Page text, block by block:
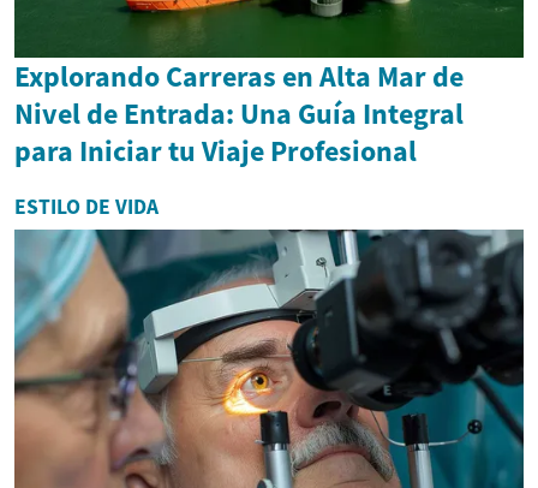
Explorando Carreras en Alta Mar de
Nivel de Entrada: Una Guía Integral
para Iniciar tu Viaje Profesional
ESTILO DE VIDA